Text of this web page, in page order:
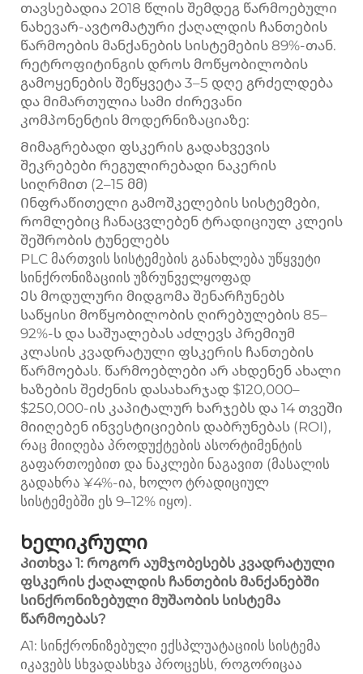
თავსებადია 2018 წლის შემდეგ წარმოებული
ნახევარ-ავტომატური ქაღალდის ჩანთების
წარმოების მანქანების სისტემების 89%-თან.
რეტროფიტინგის დროს მოწყობილობის
გამოყენების შეწყვეტა 3–5 დღე გრძელდება
და მიმართულია სამი ძირევანი
კომპონენტის მოდერნიზაციაზე:
Მიმაგრებადი ფსკერის გადახვევის
შეკრებები რეგულირებადი ნაკერის
სიღრმით (2–15 მმ)
Ინფრაწითელი გამოშკელების სისტემები,
რომლებიც ჩანაცვლებენ ტრადიციულ კლეის
შეშრობის ტუნელებს
PLC მართვის სისტემების განახლება უწყვეტი
სინქრონიზაციის უზრუნველყოფად
Ეს მოდულური მიდგომა შენარჩუნებს
საწყისი მოწყობილობის ღირებულების 85–
92%-ს და საშუალებას აძლევს პრემიუმ
კლასის კვადრატული ფსკერის ჩანთების
წარმოებას. წარმოებლები არ ახდენენ ახალი
ხაზების შეძენის დასახარჯად $120,000–
$250,000-ის კაპიტალურ ხარჯებს და 14 თვეში
მიიღებენ ინვესტიციების დაბრუნებას (ROI),
რაც მიიღება პროდუქტების ასორტიმენტის
გაფართოებით და ნაკლები ნაგავით (მასალის
გადახრა ¥4%-ია, ხოლო ტრადიციულ
სისტემებში ეს 9–12% იყო).
Ხელიკრული
Კითხვა 1: როგორ აუმჯობესებს კვადრატული
ფსკერის ქაღალდის ჩანთების მანქანებში
სინქრონიზებული მუშაობის სისტემა
წარმოებას?
A1: სინქრონიზებული ექსპლუატაციის სისტემა
იკავებს სხვადასხვა პროცესს, როგორიცაა